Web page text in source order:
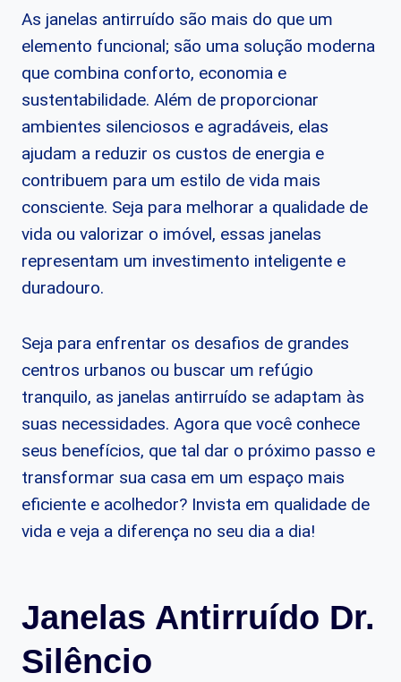
As janelas antirruído são mais do que um
elemento funcional; são uma solução moderna
que combina conforto, economia e
sustentabilidade. Além de proporcionar
ambientes silenciosos e agradáveis, elas
ajudam a reduzir os custos de energia e
contribuem para um estilo de vida mais
consciente. Seja para melhorar a qualidade de
vida ou valorizar o imóvel, essas janelas
representam um investimento inteligente e
duradouro.
Seja para enfrentar os desafios de grandes
centros urbanos ou buscar um refúgio
tranquilo, as janelas antirruído se adaptam às
suas necessidades. Agora que você conhece
seus benefícios, que tal dar o próximo passo e
transformar sua casa em um espaço mais
eficiente e acolhedor? Invista em qualidade de
vida e veja a diferença no seu dia a dia!
Janelas Antirruído Dr.
Silêncio